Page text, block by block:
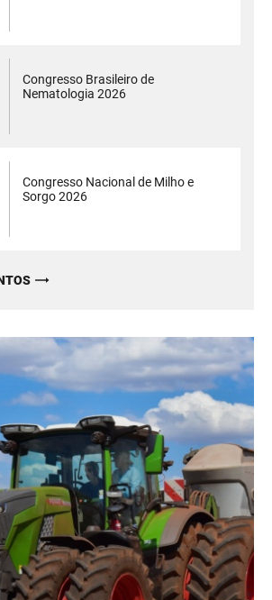
Congresso Brasileiro de
Nematologia 2026
Congresso Nacional de Milho e
Sorgo 2026